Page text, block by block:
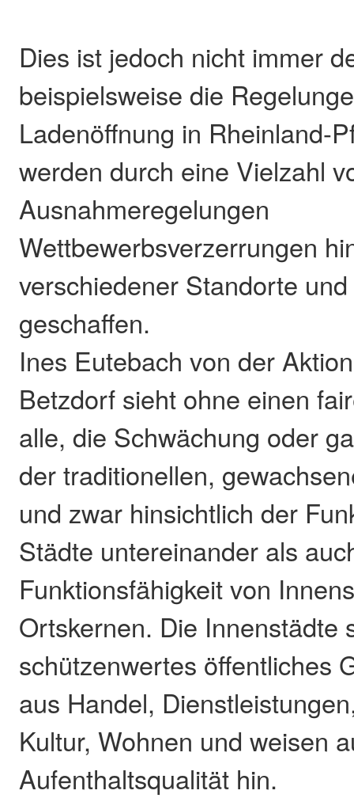
Dies ist jedoch nicht immer
beispielsweise die
Ladenöffnung in Rheinland-
werden durch eine Vielzahl
Ausnahmeregelungen
Wettbewerbsverzerrungen
verschiedener Standorte
geschaffen.
Ines Eutebach von der
Betzdorf sieht ohne einen
alle, die Schwächung oder
der traditionellen,
und zwar hinsichtlich der
Städte untereinander als
Funktionsfähigkeit von
Ortskernen. Die Innenstädte
schützenwertes öffentliches
aus Handel,
Kultur, Wohnen und weisen
Aufenthaltsqualität hin.